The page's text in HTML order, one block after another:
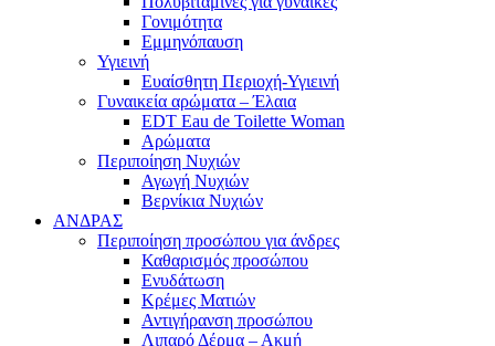
Γονιμότητα
Εμμηνόπαυση
Υγιεινή
Ευαίσθητη Περιοχή-Υγιεινή
Γυναικεία αρώματα – Έλαια
EDT Eau de Toilette Woman
Αρώματα
Περιποίηση Νυχιών
Αγωγή Νυχιών
Βερνίκια Νυχιών
ΑΝΔΡΑΣ
Περιποίηση προσώπου για άνδρες
Καθαρισμός προσώπου
Ενυδάτωση
Κρέμες Ματιών
Αντιγήρανση προσώπου
Λιπαρό Δέρμα – Ακμή